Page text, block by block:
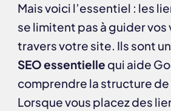
Mais voici l’essentiel : les
se limitent pas à guider vos
travers votre site. Ils sont
SEO essentielle qui aide
comprendre la structure
Lorsque vous placez des